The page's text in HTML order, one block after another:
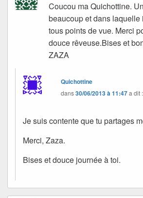
Coucou ma Quichottine.
beaucoup et dans laquelle
tous points de vue. Merci
douce rêveuse.Bises et
ZAZA
Quichottine
dans30/06/2013 à 11:47a dit :
Je suis contente que tu partages
Merci, Zaza.
Bises et douce journée à toi.